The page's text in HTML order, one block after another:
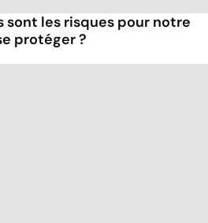
sont les risques pour notre
protéger ?